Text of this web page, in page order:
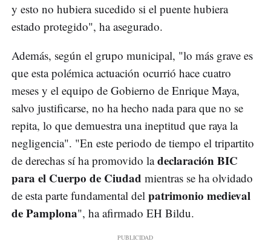
y esto no hubiera sucedido si el puente hubiera
estado protegido", ha asegurado.
Además, según el grupo municipal, "lo más grave es
que esta polémica actuación ocurrió hace cuatro
meses y el equipo de Gobierno de Enrique Maya,
salvo justificarse, no ha hecho nada para que no se
repita, lo que demuestra una ineptitud que raya la
negligencia". "En este periodo de tiempo el tripartito
de derechas sí ha promovido ladeclaración BIC
para el Cuerpo de Ciudad mientras se ha olvidado
de esta parte fundamental del patrimonio medieval
de Pamplona", ha afirmado EH Bildu.